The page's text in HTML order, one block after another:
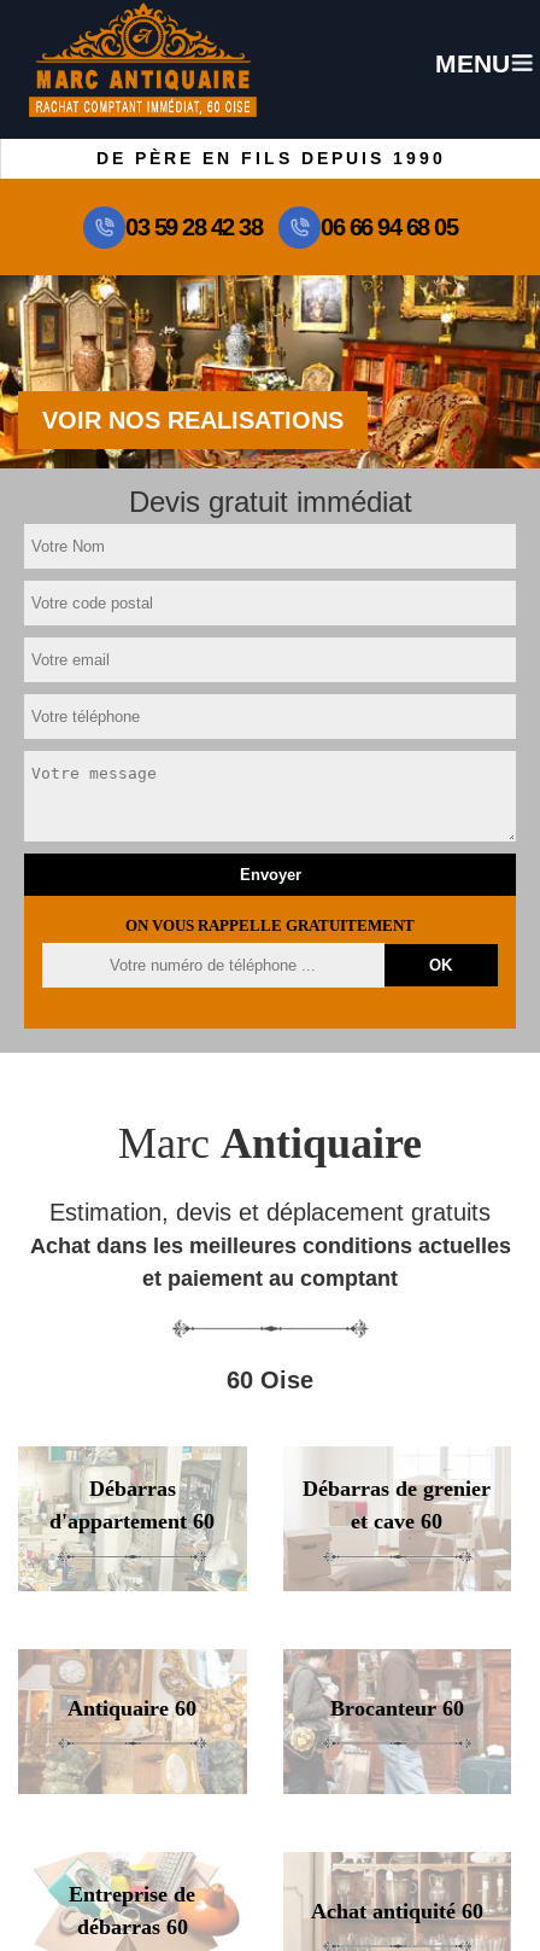
MENU
DE PÈRE EN FILS DEPUIS 1990
03 59 28 42 38 06 66 94 68 05
VOIR NOS REALISATIONS
Devis gratuit immédiat
ON VOUS RAPPELLE GRATUITEMENT
Marc Antiquaire
Estimation, devis et déplacement gratuits
Achat dans les meilleures conditions actuelles
et paiement au comptant
60 Oise
Débarras
d'appartement 60
Débarras de grenier
et cave 60
Antiquaire 60 Brocanteur 60
Entreprise de
débarras 60
Achat antiquité 60